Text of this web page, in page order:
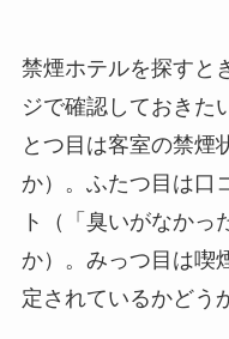
禁煙ホテルを探すと
ジで確認しておきた
とつ目は客室の禁煙
か）。ふたつ目は口
ト（「臭いがなかっ
か）。みっつ目は喫
定されているかどう